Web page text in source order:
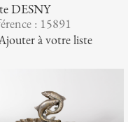
DESNY
: 15891
à votre liste